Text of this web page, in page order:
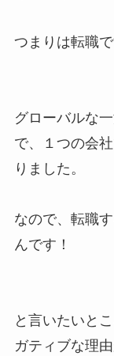
つまりは転職で
グローバルな
で、１つの会
りました。
なので、転職
んです！
と言いたいと
ガティブな理